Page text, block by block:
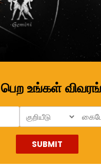
பெற உங்கள்